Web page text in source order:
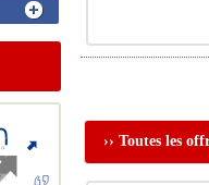
›› Toutes les